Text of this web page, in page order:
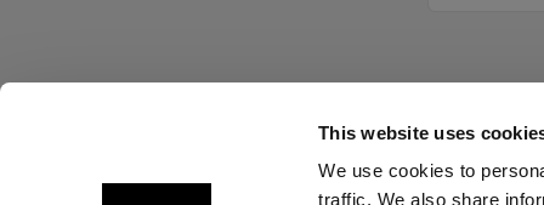
This website uses
We use cookies to
traffic. We also share